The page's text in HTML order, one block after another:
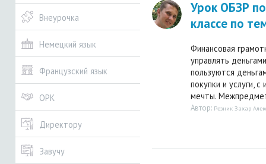
Внеурочка
Немецкий язык
Французский язык
ОРК
Директору
Завучу
Урок ОБЗР
классе по
Финансовая
управлять
пользуются
покупки и услуги,
мечты.
Автор: Резник Захар